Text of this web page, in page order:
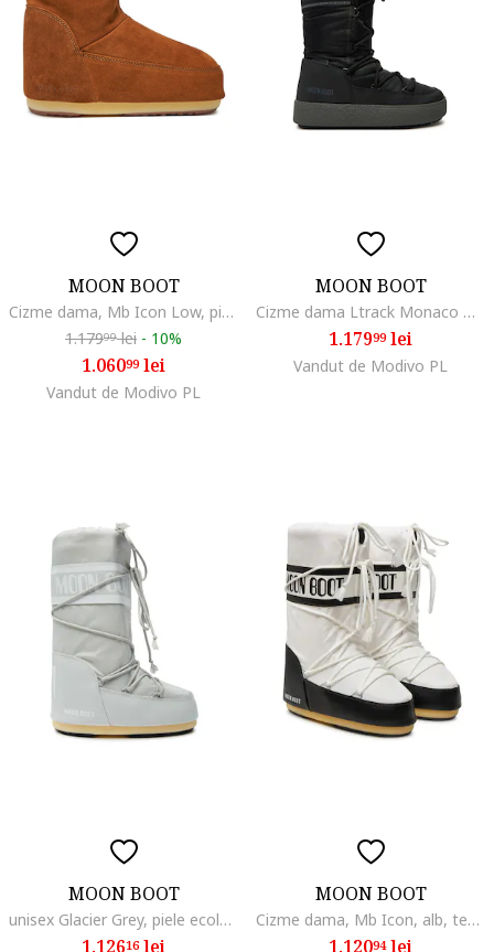
MOON BOOT
Cizme dama, Mb Icon Low, piele naturala, maro
1.17999lei - 10%
1.06099lei
Vandut de Modivo PL
MOON BOOT
Cizme dama Ltrack Monaco Wp 80D, negru, piele ecologica
1.17999lei
Vandut de Modivo PL
MOON BOOT
unisex Glacier Grey, piele ecologica, gri, Gri
1.12616lei
MOON BOOT
Cizme dama, Mb Icon, alb, textil,
1.12094lei